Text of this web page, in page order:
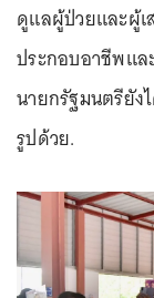
ดูแลผู้ป่วยและผู้เ
ประกอบอาชีพแล
นายกรัฐมนตรียัง
รูปด้วย.